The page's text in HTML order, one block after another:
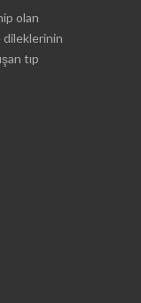
olan
dileklerinin
tıp